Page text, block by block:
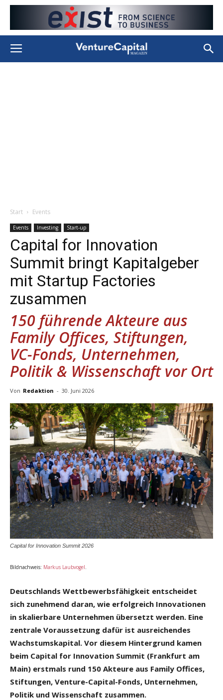
Start Events
Events Investing Start-up
Capital for Innovation
Summit bringt Kapitalgeber
mit Startup Factories
zusammen
150 führende Akteure aus
Family Offices, Stiftungen,
VC-Fonds, Unternehmen,
Politik & Wissenschaft vor Ort
Von Redaktion - 30. Juni 2026
Capital for Innovation Summit 2026
Bildnachweis: Markus Laubvogel.
Deutschlands Wettbewerbsfähigkeit entscheidet
sich zunehmend daran, wie erfolgreich Innovationen
in skalierbare Unternehmen übersetzt werden. Eine
zentrale Voraussetzung dafür ist ausreichendes
Wachstumskapital. Vor diesem Hintergrund kamen
beim Capital for Innovation Summit (Frankfurt am
Main) erstmals rund 150 Akteure aus Family Offices,
Stiftungen, Venture-Capital-Fonds, Unternehmen,
Politik und Wissenschaft zusammen.